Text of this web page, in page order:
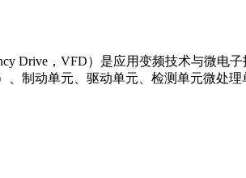
Drive，VFD）是应用变频技术与微
、制动单元、驱动单元、检测单元微处理